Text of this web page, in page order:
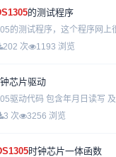
的测试程序
的测试程序，这个程序网上
202 次 1193 浏览
芯片驱动
驱动代码 包含年月日读写
3 次 3256 浏览
时钟芯片一体函数